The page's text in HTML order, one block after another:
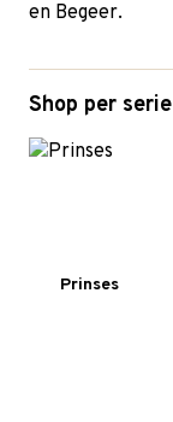
en Begeer.
Shop per serie
Prinses